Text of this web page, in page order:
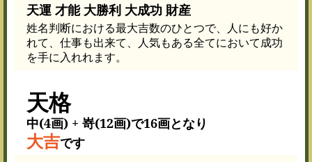
天運 才能 大勝利 大成功 財産
姓名判断における最大吉数のひとつで、人にも好か
れて、仕事も出来て、人気もある全てにおいて成功
を手に入れれます。
天格
中(4画) + 嵜(12画)で16画となり
大吉です